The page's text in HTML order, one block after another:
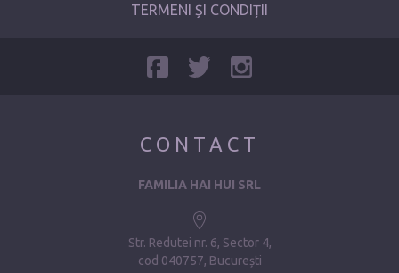
TERMENI ȘI CONDIȚII
CONTACT
FAMILIA HAI HUI SRL
Str. Redutei nr. 6, Sector 4
cod 040757, București